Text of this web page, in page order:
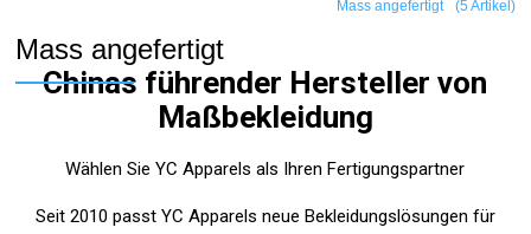
Mass angefertigt (5 Artikel)
Mass angefertigt
Chinas führender Hersteller von
Maßbekleidung
Wählen Sie YC Apparels als Ihren Fertigungspartner
Seit 2010 passt YC Apparels neue Bekleidungslösungen für